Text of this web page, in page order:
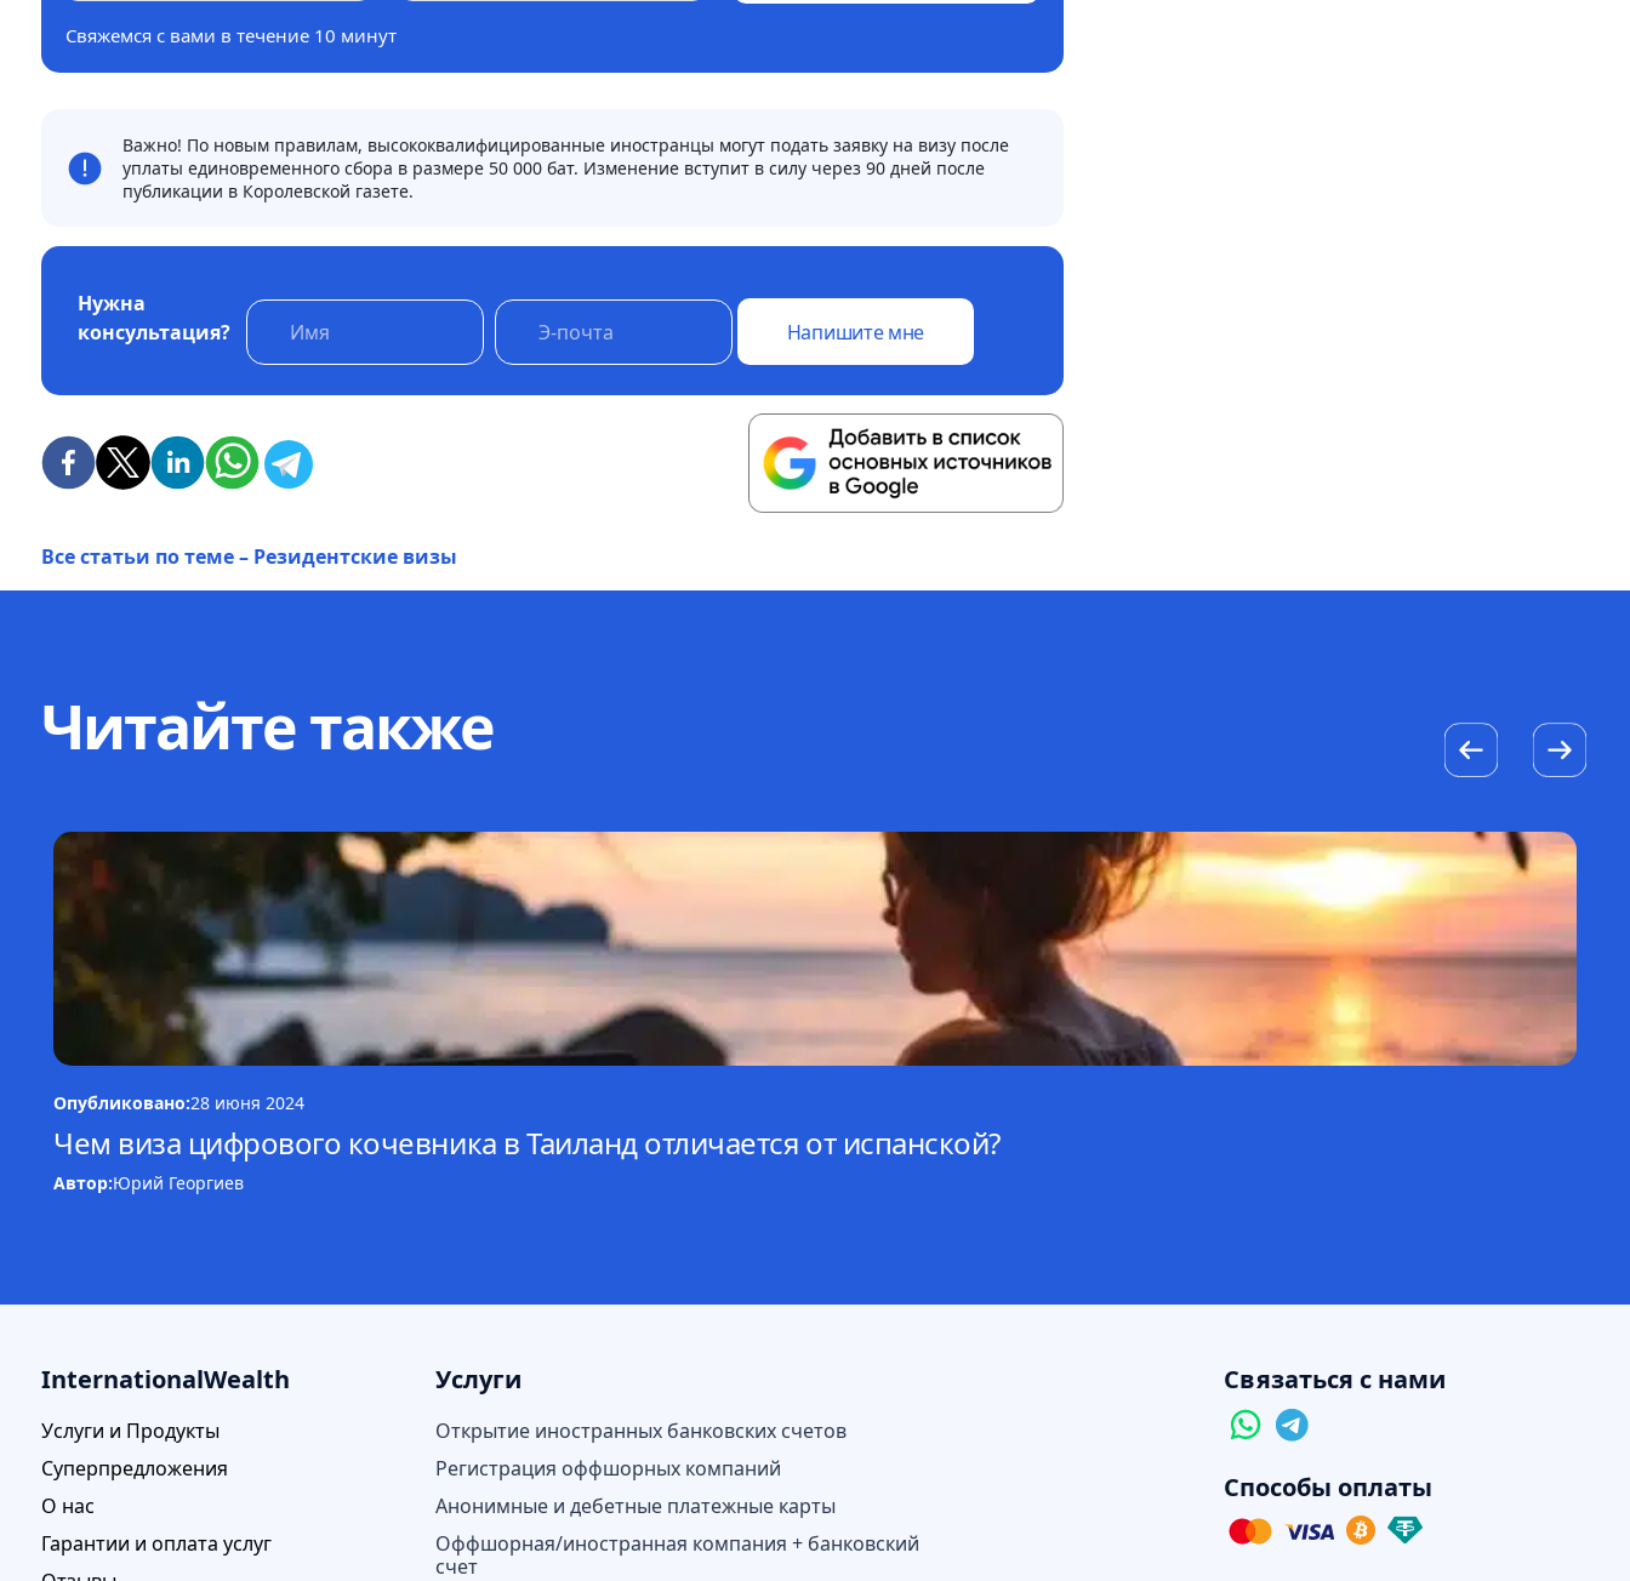
Свяжемся с вами в течение 10 минут
Важно! По новым правилам, высококвалифицированные иностранцы могут подать заявку на визу после
уплаты единовременного сбора в размере 50 000 бат. Изменение вступит в силу через 90 дней после
публикации в Королевской газете.
Нужна
консультация?
Напишите мне
Все статьи по теме – Резидентские визы
Читайте также
Опубликовано:28 июня 2024
Чем виза цифрового кочевника в Таиланд отличается от испанской?
Автор:Юрий Георгиев
InternationalWealth
Услуги и Продукты
Суперпредложения
О нас
Гарантии и оплата услуг
Услуги
Открытие иностранных банковских счетов
Регистрация оффшорных компаний
Анонимные и дебетные платежные карты
Оффшорная/иностранная компания + банковский
счет
Связаться с нами
Способы оплаты